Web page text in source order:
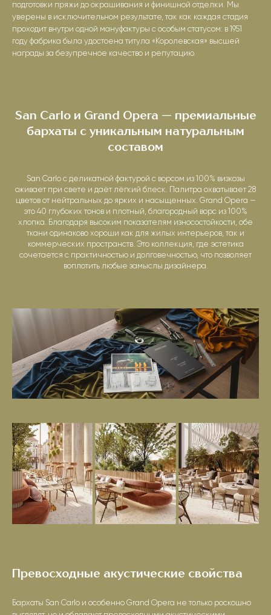
подготовки пряжи до окрашивания и финишной отделки. Мы
уверены в исключительном результате, так как каждая стадия
проходит внутри одной мануфактуры с особым статусом: в 1951
году фабрика была удостоена титула «Королевская» высшей
награды за безупречное качество и репутацию.
San Carlo и Grand Opera — премиальные
бархаты с уникальным натуральным
составом
San Carlo с деликатной фактурой с ворсом из 100% визкозы
оживает при свете и даёт лёгкий блеск. Палитра охватывает 28
цветов от нейтральных до ярких и насыщенных. Grand Opera —
это 40 глубоких тонов и плотный, благородный ворс из 100%
хлопка. Благодаря высоким показателям износостойкости, обе
ткани одинаково хороши как для жилых интерьеров, так и
коммерческих пространств. Это коллекция, где эстетика
сочетается с практичностью и долговечностью, что позволяет
воплотить любые замыслы дизайнера.
Превосходные акустические свойства
Бархаты San Carlo и особенно Grand Opera не только роскошно